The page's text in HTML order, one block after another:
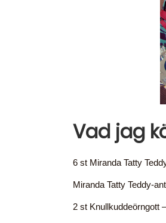
Vad jag
6 st Miranda Tatty
Miranda Tatty Teddy-
2 st Knullkuddeörngott